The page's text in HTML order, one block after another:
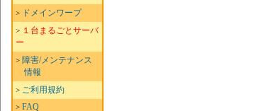
> ドメインワープ
> １台まるごとサーバ
ー
> 障害/メンテナンス
情報
> ご利用規約
> FAQ